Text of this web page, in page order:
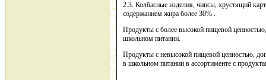
2.3. Колбасные изделия, чипсы, хрустящий
содержанием жира более 30% .
Продукты с более высокой пищевой
школьном питании.
Продукты с невысокой пищевой ценностью,
в школьном питании в ассортименте с